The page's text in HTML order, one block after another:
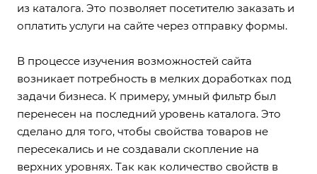
из каталога. Это позволяет посетителю заказать и
оплатить услуги на сайте через отправку формы.
В процессе изучения возможностей сайта
возникает потребность в мелких доработках под
задачи бизнеса. К примеру, умный фильтр был
перенесен на последний уровень каталога. Это
сделано для того, чтобы свойства товаров не
пересекались и не создавали скопление на
верхних уровнях. Так как количество свойств в